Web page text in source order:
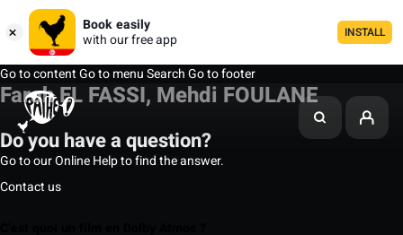
Book easily
with our free app
INSTALL
Go to contentGo to menuSearchGo to footer
Farah EL FASSI, Mehdi FOULANE
Do you have a question?
Go to our Online Help to find the answer.
Contact us